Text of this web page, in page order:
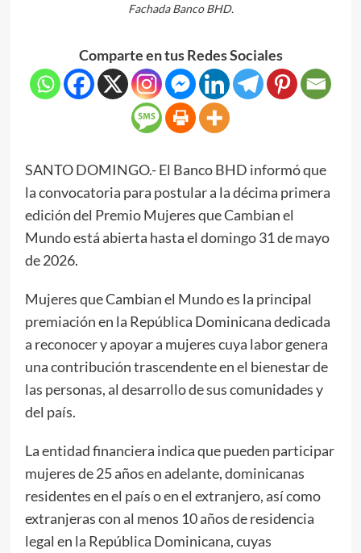
Fachada Banco BHD.
Comparte en tus Redes Sociales
SANTO DOMINGO.- El Banco BHD informó que
la convocatoria para postular a la décima primera
edición del Premio Mujeres que Cambian el
Mundo está abierta hasta el domingo 31 de mayo
de 2026.
Mujeres que Cambian el Mundo es la principal
premiación en la República Dominicana dedicada
a reconocer y apoyar a mujeres cuya labor genera
una contribución trascendente en el bienestar de
las personas, al desarrollo de sus comunidades y
del país.
La entidad financiera indica que pueden participar
mujeres de 25 años en adelante, dominicanas
residentes en el país o en el extranjero, así como
extranjeras con al menos 10 años de residencia
legal en la República Dominicana, cuyas